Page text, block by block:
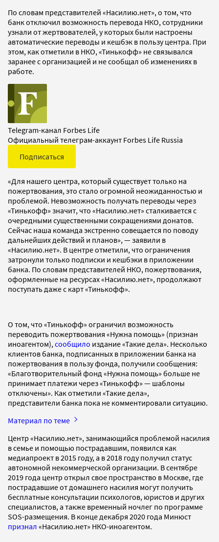
По словам представителей «Насилию.нет», о том, что
банк отключил возможность перевода НКО, сотрудники
узнали от жертвователей, у которых были настроены
автоматические переводы и кешбэк в пользу центра. При
этом, как отметили в НКО, «Тинькофф» не связывался
заранее с организацией и не сообщал об изменениях в
работе.
Telegram-канал Forbes Life
Официальный телеграм-аккаунт Forbes Life Russia
Подписаться
«Для нашего центра, который существует только на
пожертвования, это стало огромной неожиданностью и
проблемой. Невозможность получать переводы через
«Тинькофф» значит, что «Насилию.нет» сталкивается с
очередными существенными сокращениями донатов.
Сейчас наша команда экстренно совещается по поводу
дальнейших действий и планов», — заявили в
«Насилию.нет». В центре отметили, что ограничения
затронули только подписки и кешбэки в приложении
банка. По словам представителей НКО, пожертвования,
оформленные на ресурсах «Насилию.нет», продолжают
поступать даже с карт «Тинькофф».
О том, что «Тинькофф» ограничил возможность
переводить пожертвования «Нужна помощь» (признан
иноагентом), сообщило издание «Такие дела». Несколько
клиентов банка, подписанных в приложении банка на
пожертвования в пользу фонда, получили сообщения:
«Благотворительный фонд «Нужна помощь» больше не
принимает платежи через «Тинькофф» — шаблоны
отключены». Как отметили «Такие дела»,
представители банка пока не комментировали ситуацию.
Материал по теме
Центр «Насилию.нет», занимающийся проблемой насилия
в семье и помощью пострадавшим, появился как
медиапроект в 2015 году, а в 2018 году получил статус
автономной некоммерческой организации. В сентябре
2019 года центр открыл свое пространство в Москве, где
пострадавшие от домашнего насилия могут получить
бесплатные консультации психологов, юристов и других
специалистов, а также временный ночлег по программе
SOS-размещения. В конце декабря 2020 года Минюст
признал «Насилию.нет» НКО-иноагентом.